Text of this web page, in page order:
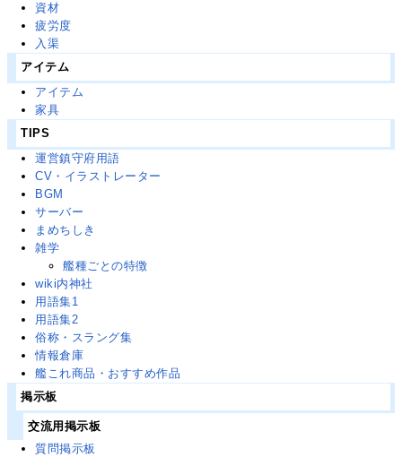
資材
疲労度
入渠
アイテム
アイテム
家具
TIPS
運営鎮守府用語
CV・イラストレーター
BGM
サーバー
まめちしき
雑学
艦種ごとの特徴
wiki内神社
用語集1
用語集2
俗称・スラング集
情報倉庫
艦これ商品・おすすめ作品
掲示板
交流用掲示板
質問掲示板